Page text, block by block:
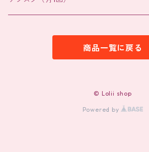
商品一覧に戻る
© Lolii shop
Powered by